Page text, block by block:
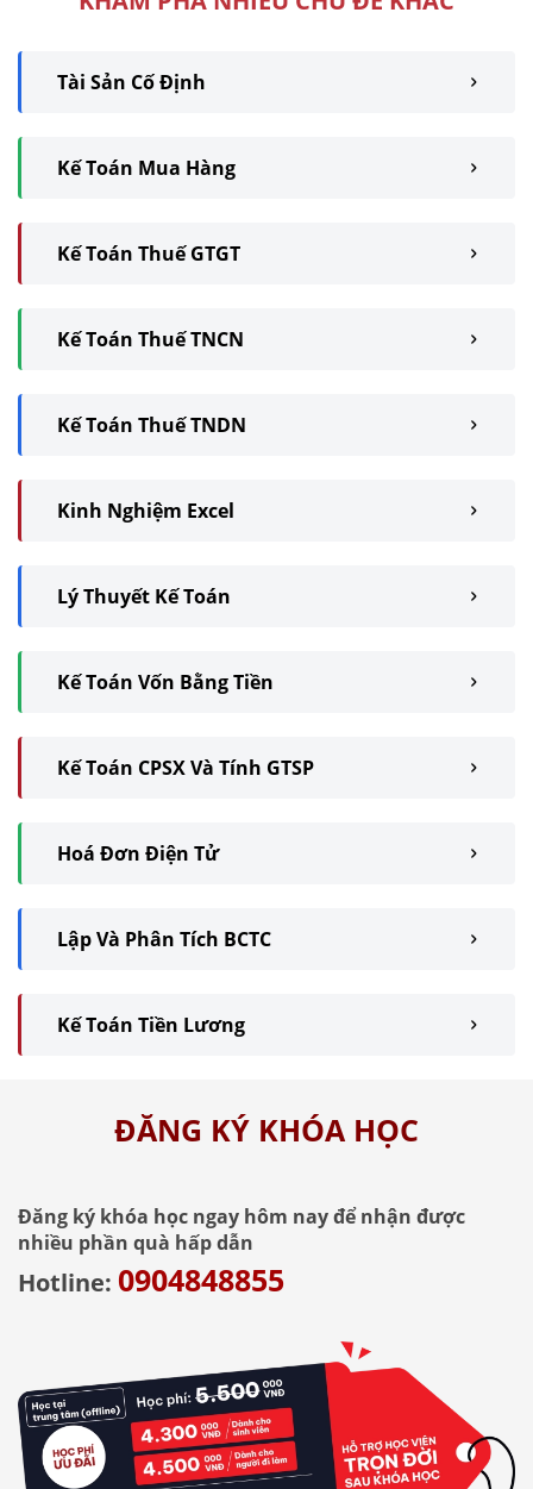
Tài Sản Cố Định
Kế Toán Mua Hàng
Kế Toán Thuế GTGT
Kế Toán Thuế TNCN
Kế Toán Thuế TNDN
Kinh Nghiệm Excel
Lý Thuyết Kế Toán
Kế Toán Vốn Bằng Tiền
Kế Toán CPSX Và Tính GTSP
Hoá Đơn Điện Tử
Lập Và Phân Tích BCTC
Kế Toán Tiền Lương
ĐĂNG KÝ KHÓA HỌC
Đăng ký khóa học ngay hôm nay để nhận được
nhiều phần quà hấp dẫn
Hotline: 0904848855